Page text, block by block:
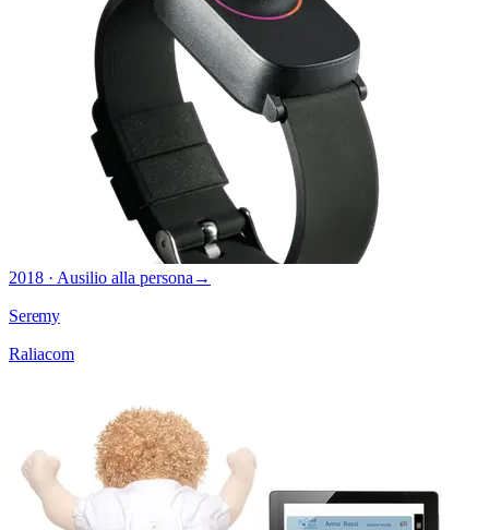
2018 · Ausilio alla persona →
Seremy
Raliacom